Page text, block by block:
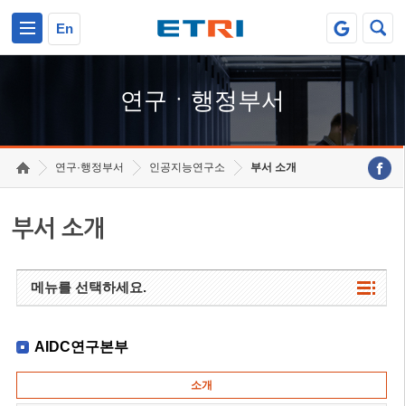
En
연구ㆍ행정부서
연구·행정부서 인공지능연구소 부서 소개
부서 소개
메뉴를 선택하세요.
AIDC연구본부
소개